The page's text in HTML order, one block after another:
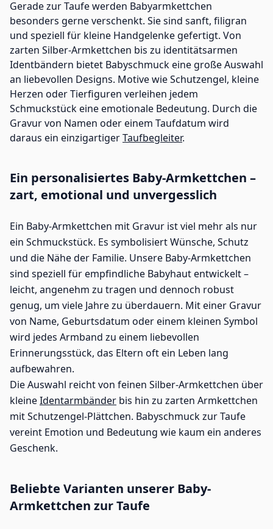
Gerade zur Taufe werden Babyarmkettchen
besonders gerne verschenkt. Sie sind sanft, filigran
und speziell für kleine Handgelenke gefertigt. Von
zarten Silber-Armkettchen bis zu identitätsarmen
Identbändern bietet Babyschmuck eine große Auswahl
an liebevollen Designs. Motive wie Schutzengel, kleine
Herzen oder Tierfiguren verleihen jedem
Schmuckstück eine emotionale Bedeutung. Durch die
Gravur von Namen oder einem Taufdatum wird
daraus ein einzigartigerTaufbegleiter.
Ein personalisiertes Baby-Armkettchen –
zart, emotional und unvergesslich
Ein Baby-Armkettchen mit Gravur ist viel mehr als nur
ein Schmuckstück. Es symbolisiert Wünsche, Schutz
und die Nähe der Familie. Unsere Baby-Armkettchen
sind speziell für empfindliche Babyhaut entwickelt –
leicht, angenehm zu tragen und dennoch robust
genug, um viele Jahre zu überdauern. Mit einer Gravur
von Name, Geburtsdatum oder einem kleinen Symbol
wird jedes Armband zu einem liebevollen
Erinnerungsstück, das Eltern oft ein Leben lang
aufbewahren.
Die Auswahl reicht von feinen Silber-Armkettchen über
kleineIdentarmbänder bis hin zu zarten Armkettchen
mit Schutzengel-Plättchen. Babyschmuck zur Taufe
vereint Emotion und Bedeutung wie kaum ein anderes
Geschenk.
Beliebte Varianten unserer Baby-
Armkettchen zur Taufe